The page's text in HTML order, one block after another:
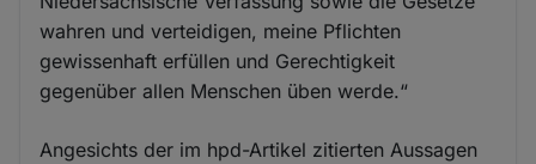
wahren und verteidigen, meine Pflichten
gewissenhaft erfüllen und Gerechtigkeit
gegenüber allen Menschen üben werde.“
Angesichts der im hpd-Artikel zitierten Aussagen